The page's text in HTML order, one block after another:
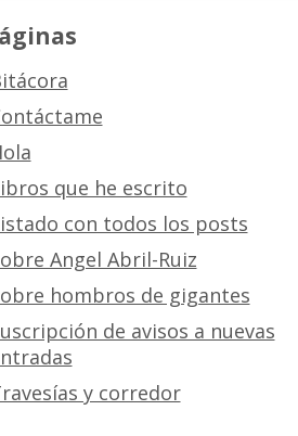
que he escrito
con todos los posts
Angel Abril-Ruiz
hombros de gigantes
de avisos a nuevas
y corredor